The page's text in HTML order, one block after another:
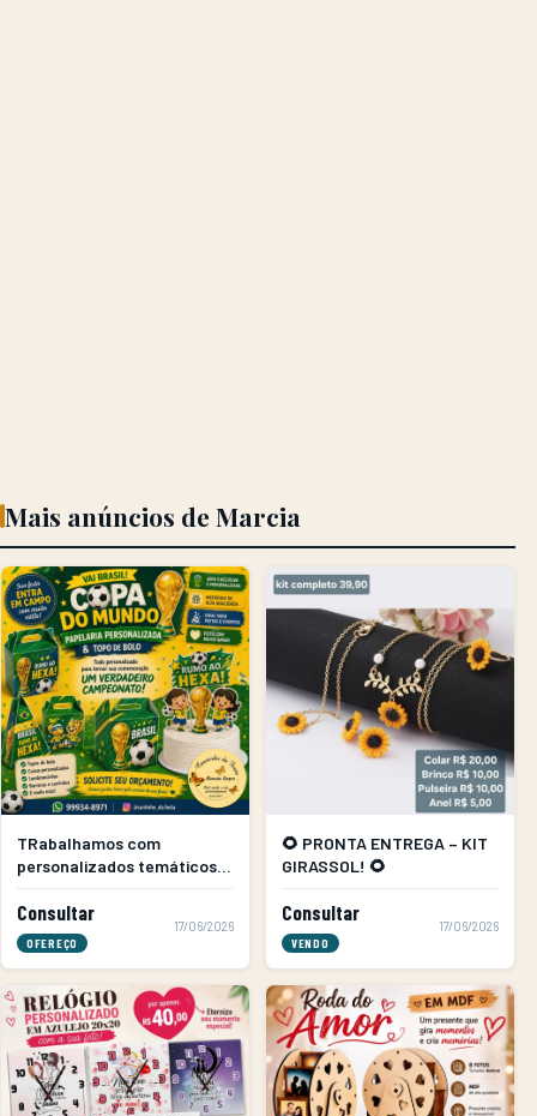
Mais anúncios de Marcia
TRabalhamos com
personalizados temáticos
copa do mundo
Consultar
OFEREÇO
17/06/2026
🌻 PRONTA ENTREGA – KIT
GIRASSOL! 🌻
Consultar
VENDO
17/06/2026